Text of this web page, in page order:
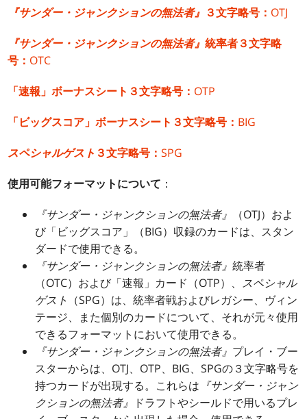
『サンダー・ジャンクションの無法者』 ３文字略号： OTJ
『サンダー・ジャンクションの無法者』統率者３文字略
号： OTC
「速報」ボーナスシート３文字略号： OTP
「ビッグスコア」ボーナスシート３文字略号： BIG
スペシャルゲスト ３文字略号：SPG
使用可能フォーマットについて ：
『サンダー・ジャンクションの無法者』
（OTJ）およ
び「ビッグスコア」（BIG）収録のカードは、スタン
ダードで使用できる。
『サンダー・ジャンクションの無法者』統率者
（OTC）および「速報」カード（OTP）、 スペシャル
ゲスト （SPG）は、統率者戦およびレガシー、ヴィン
テージ、また個別のカードについて、それが元々使用
できるフォーマットにおいて使用できる。
『サンダー・ジャンクションの無法者』 プレイ・ブー
スターからは、OTJ、OTP、BIG、SPGの３文字略号を
持つカードが出現する。これらは 『サンダー・ジャン
クションの無法者』 ドラフトやシールドで用いるプレ